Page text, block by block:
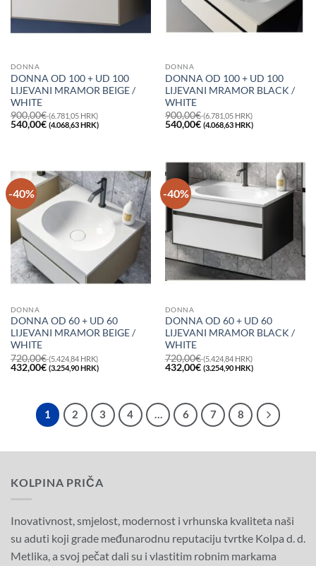
DONNA
DONNA OD 100 + UD 100
LIJEVANI MRAMOR BEIGE /
WHITE
900,00€(6.781,05 HRK)
Izvorna
cijena
(6.781,05
HRK).
540,00€ (4.068,63 HRK)Trenutna
cijena
HRK).
DONNA
DONNA OD 100 + UD 100
LIJEVANI MRAMOR BLACK /
WHITE
900,00€(6.781,05 HRK)
Izvorna
cijena
900,00€
(6.781,05
HRK).
540,00€ (4.068,63 HRK)Trenutna
cijena
(4.068,63
HRK).
-40%
DONNA
DONNA OD 60 + UD 60
LIJEVANI MRAMOR BEIGE /
WHITE
720,00€(5.424,84 HRK)
Izvorna
cijena
720,00€
(5.424,84
432,00€ (3.254,90 HRK)Trenutna
cijena
(3.254,90
HRK).
-40%
DONNA
DONNA OD 60 + UD 60
LIJEVANI MRAMOR BLACK /
WHITE
720,00€(5.424,84 HRK)
Izvorna
cijena
720,00€
(5.424,84
HRK).
432,00€ (3.254,90 HRK)Trenutna
cijena
(3.254,90
HRK).
1 2 3 4 … 6 7 8
KOLPINA PRIČA
Inovativnost, smjelost, modernost i vrhunska kvaliteta naši
su aduti koji grade međunarodnu reputaciju tvrtke Kolpa d. d.
Metlika, a svoj pečat dali su i vlastitim robnim markama